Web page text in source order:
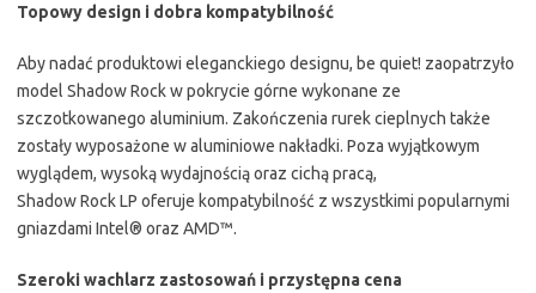
Topowy design i dobra kompatybilność
Aby nadać produktowi eleganckiego designu, be quiet! zaopatrzyło
model Shadow Rock w pokrycie górne wykonane ze
szczotkowanego aluminium. Zakończenia rurek cieplnych także
zostały wyposażone w aluminiowe nakładki. Poza wyjątkowym
wyglądem, wysoką wydajnością oraz cichą pracą,
Shadow Rock LP oferuje kompatybilność z wszystkimi popularnymi
gniazdami Intel® oraz AMD™.
Szeroki wachlarz zastosowań i przystępna cena